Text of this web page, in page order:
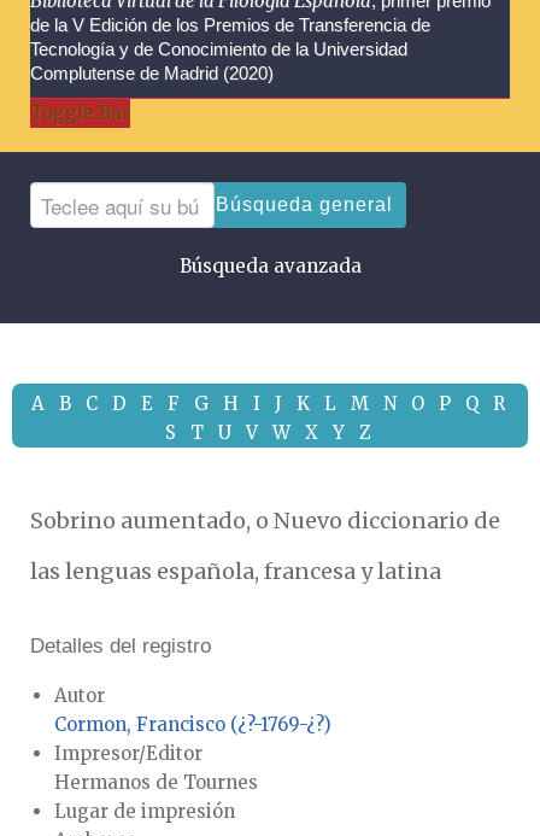
de la V Edición de los Premios de Transferencia de
Tecnología y de Conocimiento de la Universidad
Complutense de Madrid (2020)
Toggle Bar
Búsqueda general
Búsqueda avanzada
A B C D E F G H I J K L M N O P Q
R
S
T U V W X Y Z
Sobrino aumentado, o Nuevo diccionario de
las lenguas española, francesa y latina
Detalles del registro
Autor
Cormon, Francisco (¿?-1769-¿?)
Impresor/Editor
Hermanos de Tournes
Lugar de impresión